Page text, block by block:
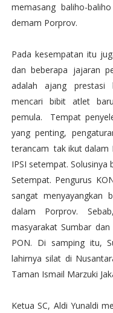
memasang baliho-
demam Porprov.
Pada kesempatan itu
dan beberapa jajaran
adalah ajang prestasi
mencari bibit atlet
pemula. Tempat
yang penting,
terancam tak ikut dalam
IPSI setempat. Solusinya
Setempat. Pengurus
sangat menyayangkan
dalam Porprov.
masyarakat Sumbar
PON. Di samping itu,
lahirnya silat di
Taman Ismail Marzuki
Ketua SC, Aldi Yunaldi